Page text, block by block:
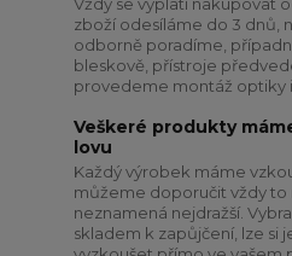
zboží odesíláme do 3 dnů,
odborně poradíme,
bleskově, přístroje
provedeme montáž optiky
Veškeré produkty
lovu
Každý výrobek máme
můžeme doporučit vždy to
neznamená nejdražší.
skladem k zapůjčení, lze si